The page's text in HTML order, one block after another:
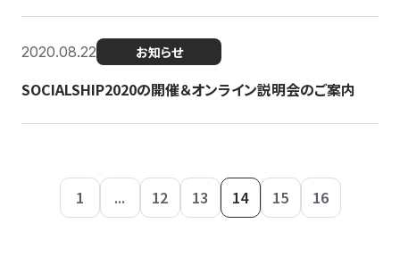
2020.08.22 お知らせ
SOCIALSHIP2020の開催＆オンライン説明会のご案内
1 ... 12 13 14 15 16